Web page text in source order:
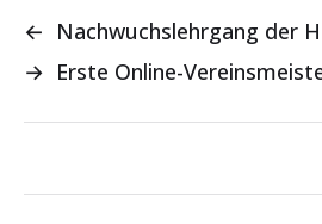
← Nachwuchslehrgang der
→ Erste Online-